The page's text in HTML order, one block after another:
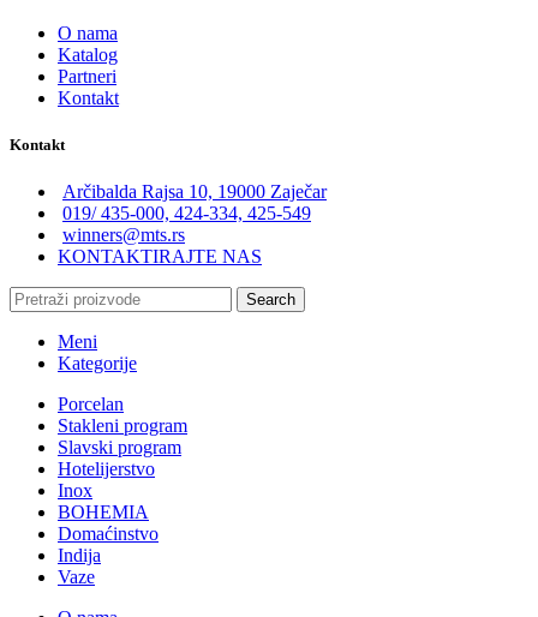
O nama
Katalog
Partneri
Kontakt
Kontakt
Arčibalda Rajsa 10, 19000 Zaječar
019/ 435-000, 424-334, 425-549
winners@mts.rs
KONTAKTIRAJTE NAS
Search
Meni
Kategorije
Porcelan
Stakleni program
Slavski program
Hotelijerstvo
Inox
BOHEMIA
Domaćinstvo
Indija
Vaze